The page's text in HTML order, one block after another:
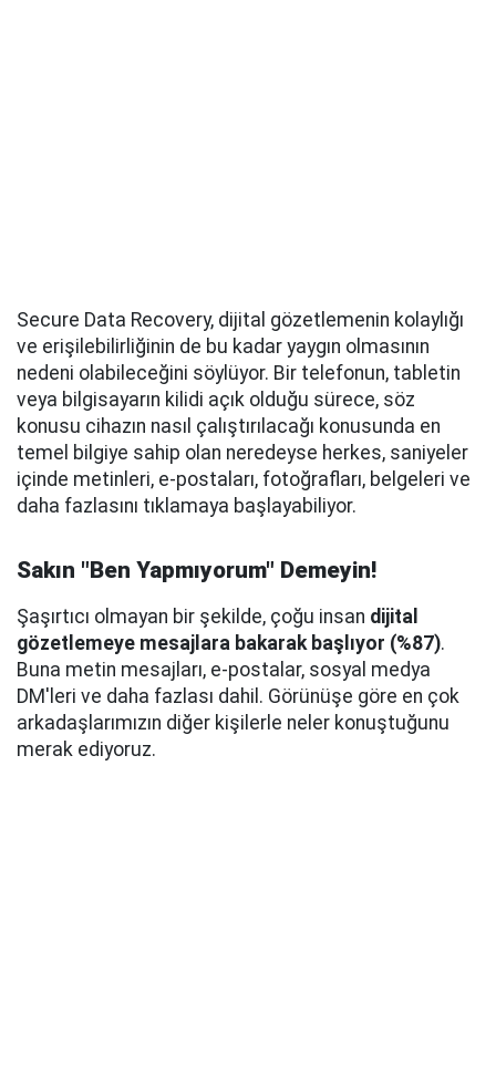
Secure Data Recovery, dijital gözetlemenin kolaylığı
ve erişilebilirliğinin de bu kadar yaygın olmasının
nedeni olabileceğini söylüyor. Bir telefonun, tabletin
veya bilgisayarın kilidi açık olduğu sürece, söz
konusu cihazın nasıl çalıştırılacağı konusunda en
temel bilgiye sahip olan neredeyse herkes, saniyeler
içinde metinleri, e-postaları, fotoğrafları, belgeleri ve
daha fazlasını tıklamaya başlayabiliyor.
Sakın "Ben Yapmıyorum" Demeyin!
Şaşırtıcı olmayan bir şekilde, çoğu insan dijital
gözetlemeye mesajlara bakarak başlıyor (%87).
Buna metin mesajları, e-postalar, sosyal medya
DM'leri ve daha fazlası dahil. Görünüşe göre en çok
arkadaşlarımızın diğer kişilerle neler konuştuğunu
merak ediyoruz.